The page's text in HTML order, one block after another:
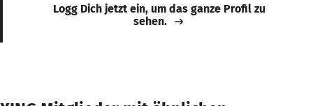
Logg Dich jetzt ein, um das ganze Profil zu
sehen.